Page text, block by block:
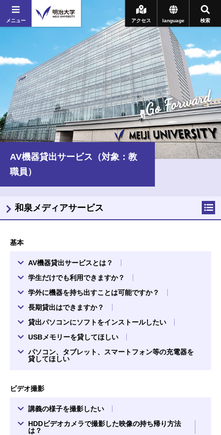
メニュー 検索
language
アクセス
Go Forward
AV機器貸出サービス（対象：教
職員）
基本
AV機器貸出サービスとは？
学生だけでも利用できますか？
学外に機器を持ち出すことは可能ですか？
長期貸出はできますか？
貸出パソコンにソフトをインストールしたい
USBメモリーを貸してほしい
パソコン、タブレット、スマートフォン等の充電器を
貸してほしい
ビデオ撮影
講義の様子を撮影したい
HDDビデオカメラで撮影した映像の持ち帰り方法
は？
和泉メディアサービス